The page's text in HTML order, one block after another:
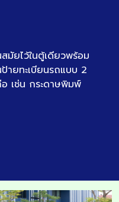
มัยไว้ในตู้เดียวพร้อม
ายทะเบียนรถแบบ 2
เช่น กระดาษพิมพ์